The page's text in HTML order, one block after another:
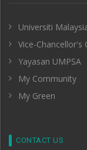
Universiti
Vice-Chancellor's
Yayasan UMPSA
My Community
My Green
CONTACT US